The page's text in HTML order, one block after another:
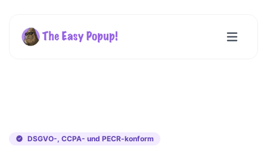
DSGVO-, CCPA- und PECR-konform